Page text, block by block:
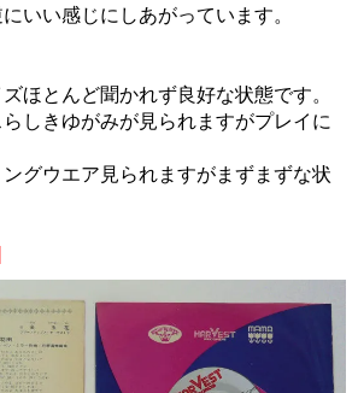
いい感じにしあがっています。
ほとんど聞かれず良好な状態です。
しきゆがみが見られますがプレイに
グウエア見られますがまずまずな状